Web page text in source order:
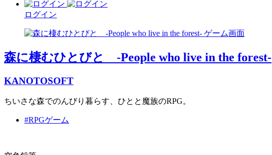
ログイン
森に棲むひとびと -People who live in the forest-
KANOTOSOFT
ちいさな森でのんびり暮らす、ひとと魔族のRPG。
#RPGゲーム